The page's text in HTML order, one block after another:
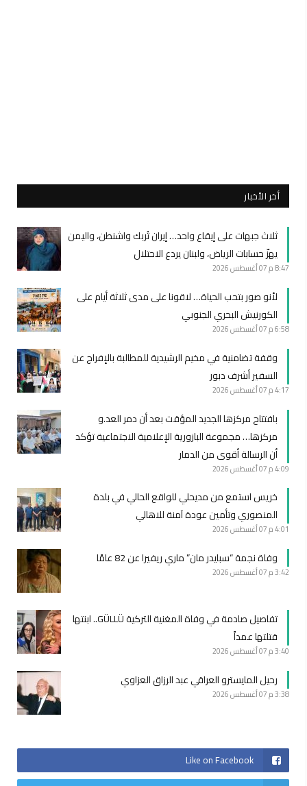
أخر الأخبار
ثلاث جبهات على إيقاع واحد… إيران تُربك واشنطن، واليمن
يهزّ حسابات الرياض، ولبنان يردع الاحتلال
8:47 م 07 أغسطس 2026
لأنو صور بتحب الحياة… لاقونا على مدى ثلاثة أيام على
الكورنيش البحري الجنوبي
6:58 م 07 أغسطس 2026
وقفة تضامنية في مخيم الرشيدية للمطالبة بالإفراج عن
السفير أشرف دبور
4:17 م 07 أغسطس 2026
بافتتاح مركزها الجديد المؤقت بعد أن دمر العد.و
مركزها… مجموعة البازورية الإعلامية الاجتماعية تؤكد
أن الرسالة أقوى من الدمار
4:09 م 07 أغسطس 2026
خريس استمع من مديحلي للواقع الحالي في بلدة
المنصوري وتأمين عودة آمنة للاهالي
4:01 م 07 أغسطس 2026
وفاة نجمة “سبايدر مان” ماري ريفيرا عن 82 عامًا
3:42 م 07 أغسطس 2026
تفاصيل صادمة في وفاة المغنية التركية GÜLLÜ.. ابنتها
قتلتها عمداً
3:40 م 07 أغسطس 2026
رحيل المايسترو العراقي عبد الرزاق العزاوي
3:38 م 07 أغسطس 2026
Like on Facebook